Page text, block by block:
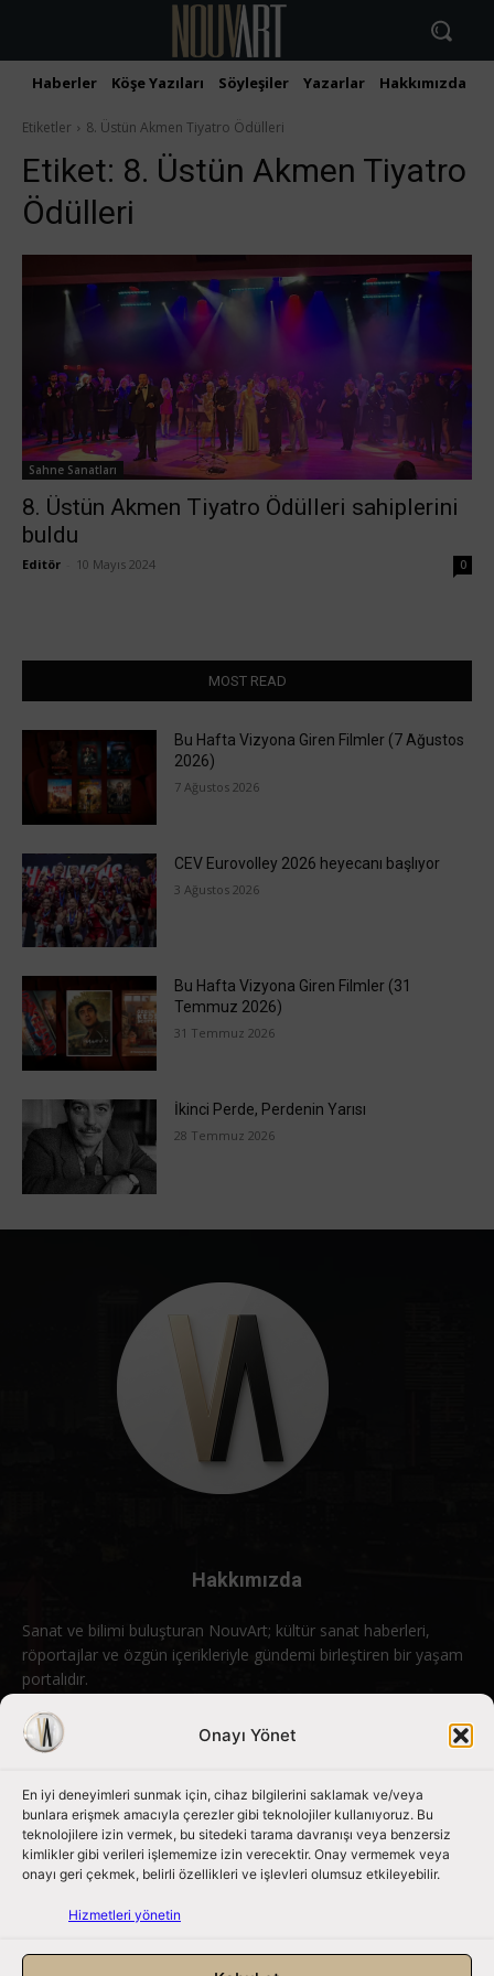
Onayı Yönet
En iyi deneyimleri sunmak için, cihaz bilgilerini saklamak ve/veya
bunlara erişmek amacıyla çerezler gibi teknolojiler kullanıyoruz. Bu
teknolojilere izin vermek, bu sitedeki tarama davranışı veya benzersiz
kimlikler gibi verileri işlememize izin verecektir. Onay vermemek veya
onayı geri çekmek, belirli özellikleri ve işlevleri olumsuz etkileyebilir.
Hizmetleri yönetin
Haberler Köşe Yazıları Söyleşiler Yazarlar Hakkımızda
Etiketler 8. Üstün Akmen Tiyatro Ödülleri
Etiket: 8. Üstün Akmen Tiyatro
Ödülleri
Sahne Sanatları
8. Üstün Akmen Tiyatro Ödülleri sahiplerini
buldu
Editör 10 Mayıs 2024 0
MOST READ
Bu Hafta Vizyona Giren Filmler (7 Ağustos
2026)
7 Ağustos 2026
CEV Eurovolley 2026 heyecanı başlıyor
3 Ağustos 2026
Bu Hafta Vizyona Giren Filmler (31
Temmuz 2026)
31 Temmuz 2026
İkinci Perde, Perdenin Yarısı
28 Temmuz 2026
Hakkımızda
Sanat ve bilimi buluşturan NouvArt; kültür sanat haberleri,
röportajlar ve özgün içerikleriyle gündemi birleştiren bir yaşam
portalıdır.
Bizimle iletişime geçin: info@nouvart.net
Bizi Takip Edin